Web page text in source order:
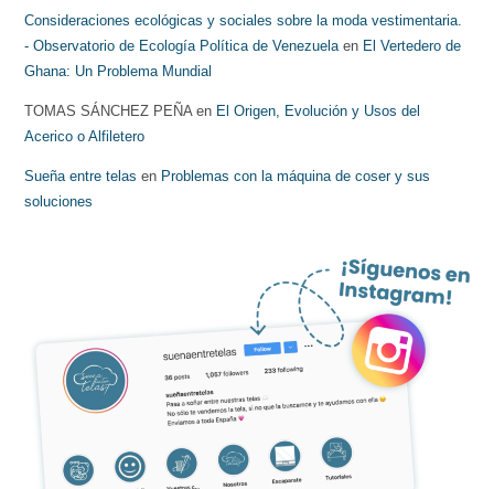
Consideraciones ecológicas y sociales sobre la moda vestimentaria.
- Observatorio de Ecología Política de Venezuela en El Vertedero de
Ghana: Un Problema Mundial
TOMAS SÁNCHEZ PEÑA en El Origen, Evolución y Usos del
Acerico o Alfiletero
Sueña entre telas en Problemas con la máquina de coser y sus
soluciones